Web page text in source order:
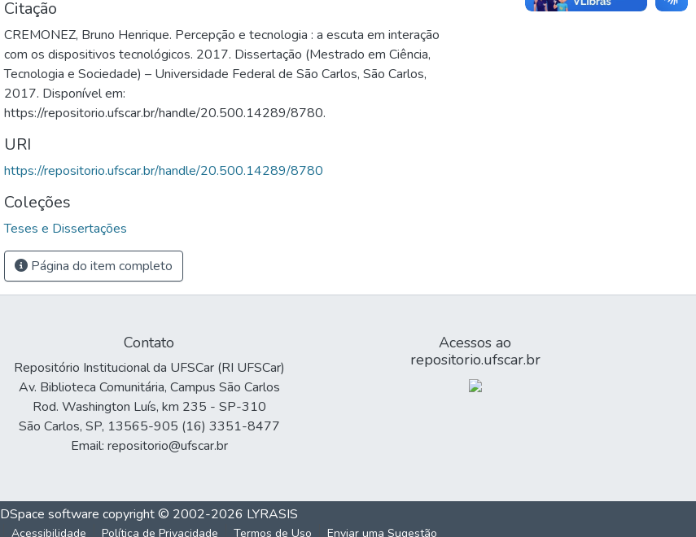
Citação
CREMONEZ, Bruno Henrique. Percepção e tecnologia : a escuta em interação
com os dispositivos tecnológicos. 2017. Dissertação (Mestrado em Ciência,
Tecnologia e Sociedade) – Universidade Federal de São Carlos, São Carlos,
2017. Disponível em:
https://repositorio.ufscar.br/handle/20.500.14289/8780.
URI
https://repositorio.ufscar.br/handle/20.500.14289/8780
Coleções
Teses e Dissertações
Página do item completo
Contato
Repositório Institucional da UFSCar (RI UFSCar)
Av. Biblioteca Comunitária, Campus São Carlos
Rod. Washington Luís, km 235 - SP-310
São Carlos, SP, 13565-905 (16) 3351-8477
Email: repositorio@ufscar.br
Acessos ao
repositorio.ufscar.br
DSpace software copyright © 2002-2026 LYRASIS
Acessibilidade Política de Privacidade Termos de Uso Enviar uma Sugestão